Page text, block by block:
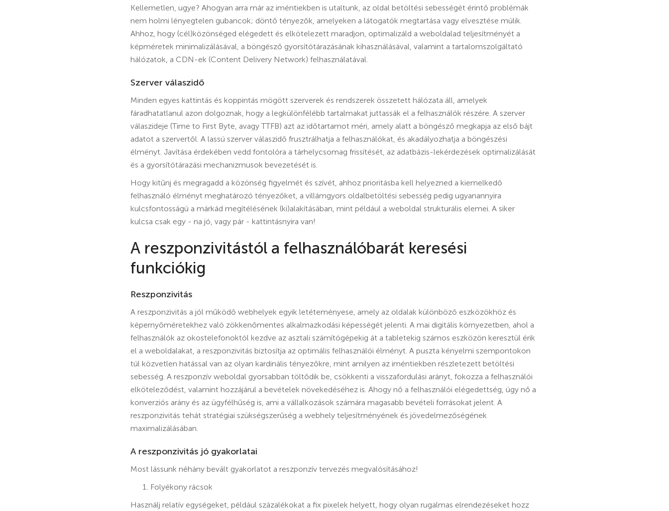
Kellemetlen, ugye? Ahogyan arra már az iméntiekben is utaltunk, az oldal betöltési sebességét érintő problémák
nem holmi lényegtelen gubancok; döntő tényezők, amelyeken a látogatók megtartása vagy elvesztése múlik.
Ahhoz, hogy (cél)közönséged elégedett és elkötelezett maradjon, optimalizáld a weboldalad teljesítményét a
képméretek minimalizálásával, a böngésző gyorsítótárazásának kihasználásával, valamint a tartalomszolgáltató
hálózatok, a CDN-ek (Content Delivery Network) felhasználatával.
Szerver válaszidő
Minden egyes kattintás és koppintás mögött szerverek és rendszerek összetett hálózata áll, amelyek
fáradhatatlanul azon dolgoznak, hogy a legkülönfélébb tartalmakat juttassák el a felhasználók részére. A szerver
válaszideje (Time to First Byte, avagy TTFB) azt az időtartamot méri, amely alatt a böngésző megkapja az első bájt
adatot a szervertől. A lassú szerver válaszidő frusztrálhatja a felhasználókat, és akadályozhatja a böngészési
élményt. Javítása érdekében vedd fontolóra a tárhelycsomag frissítését, az adatbázis-lekérdezések optimalizálását
és a gyorsítótárazási mechanizmusok bevezetését is.
Hogy kitűnj és megragadd a közönség figyelmét és szívét, ahhoz prioritásba kell helyezned a kiemelkedő
felhasználó élményt meghatározó tényezőket, a villámgyors oldalbetöltési sebesség pedig ugyanannyira
kulcsfontosságú a márkád megítélésének (ki)alakításában, mint például a weboldal strukturális elemei. A siker
kulcsa csak egy - na jó, vagy pár - kattintásnyira van!
A reszponzivitástól a felhasználóbarát keresési
funkciókig
Reszponzivitás
A reszponzivitás a jól működő webhelyek egyik letéteményese, amely az oldalak különböző eszközökhöz és
képernyőméretekhez való zökkenőmentes alkalmazkodási képességét jelenti. A mai digitális környezetben, ahol a
felhasználók az okostelefonoktól kezdve az asztali számítógépekig át a tabletekig számos eszközön keresztül érik
el a weboldalakat, a reszponzivitás biztosítja az optimális felhasználói élményt. A puszta kényelmi szempontokon
túl közvetlen hatással van az olyan kardinális tényezőkre, mint amilyen az iméntiekben részletezett betöltési
sebesség. A reszponzív weboldal gyorsabban töltődik be, csökkenti a visszafordulási arányt, fokozza a felhasználói
elköteleződést, valamint hozzájárul a bevételek növekedéséhez is. Ahogy nő a felhasználói elégedettség, úgy nő a
konverziós arány és az ügyfélhűség is, ami a vállalkozások számára magasabb bevételi forrásokat jelent. A
reszponzivitás tehát stratégiai szükségszerűség a webhely teljesítményének és jövedelmezőségének
maximalizálásában.
A reszponzivitás jó gyakorlatai
Most lássunk néhány bevált gyakorlatot a reszponzív tervezés megvalósításához!
Folyékony rácsok
Használj relatív egységeket, például százalékokat a fix pixelek helyett, hogy olyan rugalmas elrendezéseket hozz